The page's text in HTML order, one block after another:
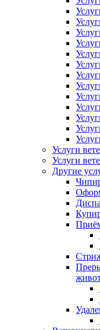
Услуги
Услуги
Другие